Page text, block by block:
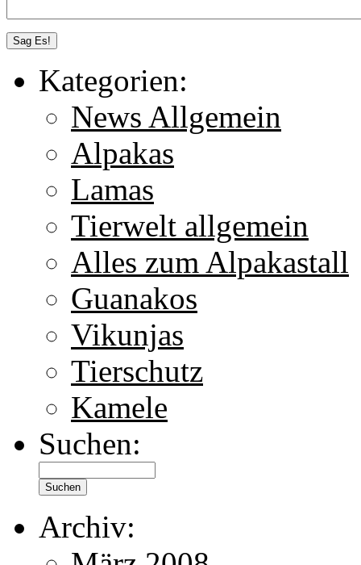
Kategorien:
News Allgemein
Alpakas
Lamas
Tierwelt allgemein
Alles zum Alpakastall
Guanakos
Vikunjas
Tierschutz
Kamele
Suchen:
Archiv: